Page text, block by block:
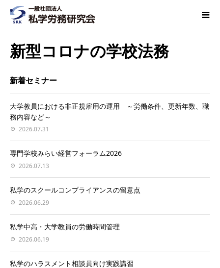
新型コロナの学校法務
新着セミナー
大学教員における非正規雇用の運用 ～労働条件、更新年数、職
務内容など～
2026.07.31
専門学校みらい経営フォーラム2026
2026.07.13
私学のスクールコンプライアンスの留意点
2026.06.29
私学中高・大学教員の労働時間管理
2026.06.19
私学のハラスメント相談員向け実践講習